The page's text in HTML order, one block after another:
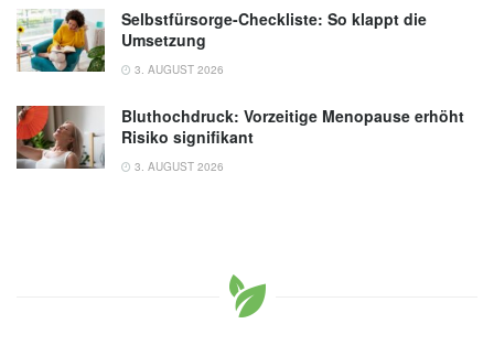
Selbstfürsorge-Checkliste: So klappt die
Umsetzung
3. AUGUST 2026
Bluthochdruck: Vorzeitige Menopause erhöht
Risiko signifikant
3. AUGUST 2026